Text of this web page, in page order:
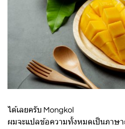
ได้เลยครับ Mongkol
ผมจะแปลข้อความทั้งหมดเป็นภาษ